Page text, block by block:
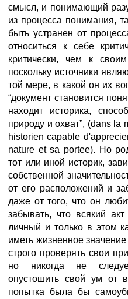
смысл, и понимающий
из процесса понимания,
быть устранен от
относиться к себе
критически, чем к
поскольку источники
той мере, в какой он их
“документ становится
находит историка,
природу и охват”, (dans la
historien capable
nature et sa portee). Но
тот или иной историк,
собственной
от его расположений и
даже от того, что он
забывать, что всякий
личный и только в этом
иметь жизненное
строго проверять свои
но никогда не
опустошить свой ум от
попытка была бы